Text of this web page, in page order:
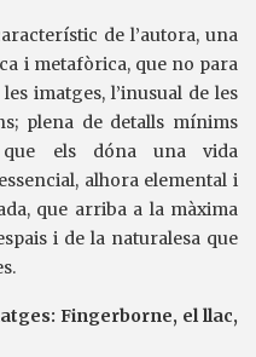
de l’autora, una
i metafòrica, que no para
imatges, l’inusual de les
plena de detalls mínims
que els dóna una vida
alhora elemental i
que arriba a la màxima
i de la naturalesa que
Fingerborne, el llac,